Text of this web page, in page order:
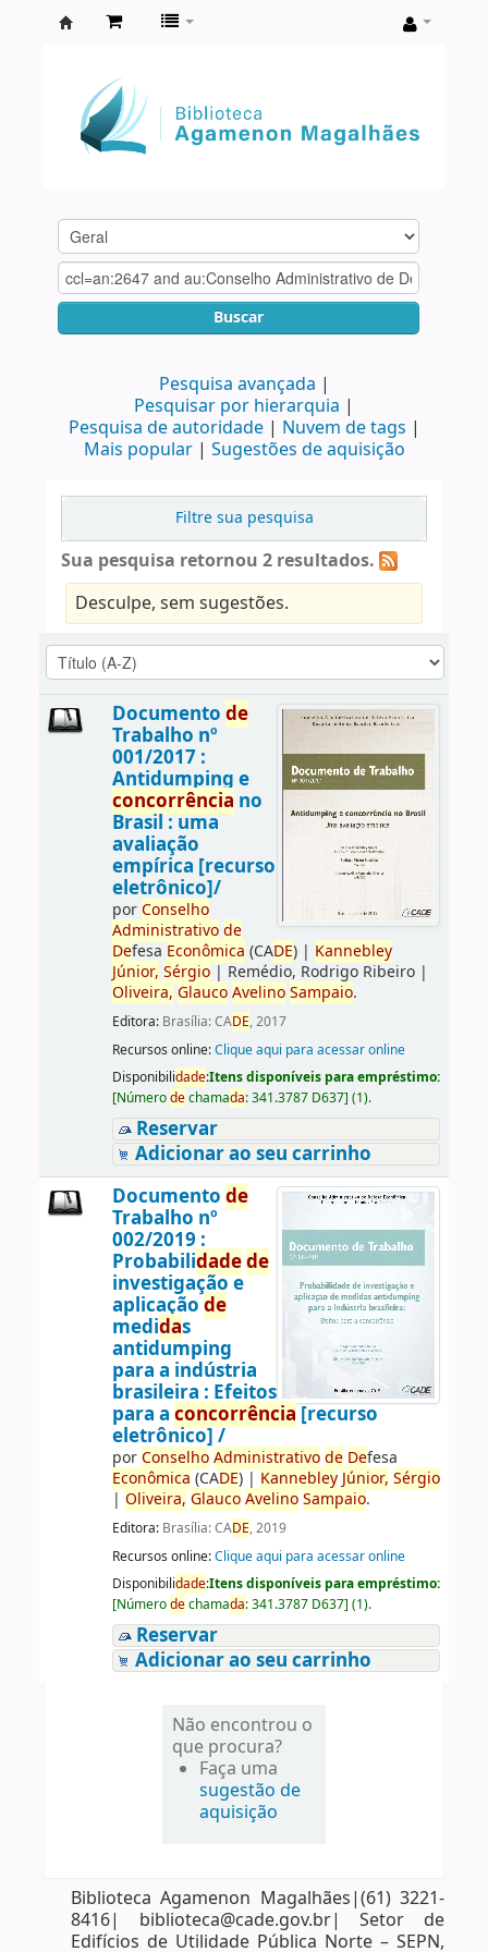
Agamenon
Magalhães
Buscar
Pesquisa avançada
Pesquisar por hierarquia
Pesquisa de autoridade
Nuvem de tags
Mais popular
Sugestões de aquisição
Filtre sua pesquisa
Sua pesquisa retornou 2 resultados.
Desculpe, sem sugestões.
Documento de
Trabalho nº
001/2017 :
Antidumping e
concorrência no
Brasil : uma
avaliação
empírica [recurso
eletrônico]/
porConselho
Administrativo de
Defesa Econômica (CADE)| Kannebley
Júnior, Sérgio| Remédio, Rodrigo Ribeiro|
Oliveira, Glauco Avelino Sampaio.
Editora: Brasília: CADE, 2017
Recursos online:Clique aqui para acessar online
Disponibilidade:Itens disponíveis para empréstimo:
[Númerodechamada:341.3787 D637] (1).
Reservar
Adicionar ao seu carrinho
Documento de
Trabalho nº
002/2019 :
Probabilidadede
investigação e
aplicação de
medidas
antidumping
para a indústria
brasileira : Efeitos
para a concorrência [recurso
eletrônico] /
porConselho Administrativo de Defesa
Econômica (CADE)| Kannebley Júnior, Sérgio
| Oliveira, Glauco Avelino Sampaio.
Editora: Brasília: CADE, 2019
Recursos online:Clique aqui para acessar online
Disponibilidade:Itens disponíveis para empréstimo:
[Númerodechamada:341.3787 D637] (1).
Reservar
Adicionar ao seu carrinho
Não encontrou o
que procura?
Faça uma
sugestão de
aquisição
Biblioteca Agamenon Magalhães|(61) 3221-
8416| biblioteca@cade.gov.br| Setor de
Edifícios de Utilidade Pública Norte – SEPN,